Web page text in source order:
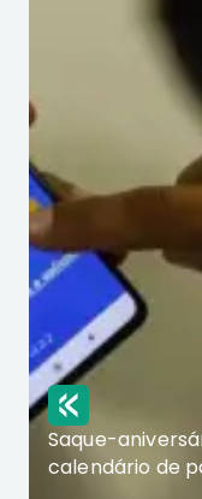
Saque-
calendário de